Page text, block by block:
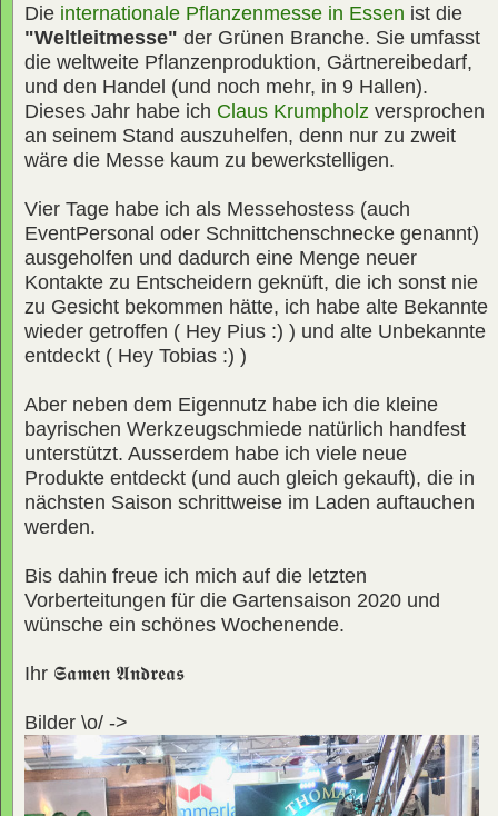
Die internationale Pflanzenmesse in Essen ist die
"Weltleitmesse" der Grünen Branche. Sie umfasst
die weltweite Pflanzenproduktion, Gärtnereibedarf,
und den Handel (und noch mehr, in 9 Hallen).
Dieses Jahr habe ich Claus Krumpholz versprochen
an seinem Stand auszuhelfen, denn nur zu zweit
wäre die Messe kaum zu bewerkstelligen.
Vier Tage habe ich als Messehostess (auch
EventPersonal oder Schnittchenschnecke genannt)
ausgeholfen und dadurch eine Menge neuer
Kontakte zu Entscheidern geknüft, die ich sonst nie
zu Gesicht bekommen hätte, ich habe alte Bekannte
wieder getroffen ( Hey Pius :) ) und alte Unbekannte
entdeckt ( Hey Tobias :) )
Aber neben dem Eigennutz habe ich die kleine
bayrischen Werkzeugschmiede natürlich handfest
unterstützt. Ausserdem habe ich viele neue
Produkte entdeckt (und auch gleich gekauft), die in
nächsten Saison schrittweise im Laden auftauchen
werden.
Bis dahin freue ich mich auf die letzten
Vorberteitungen für die Gartensaison 2020 und
wünsche ein schönes Wochenende.
Ihr 𝕾𝖆𝖒𝖊𝖓 𝕬𝖓𝖉𝖗𝖊𝖆𝖘
Bilder \o/ ->